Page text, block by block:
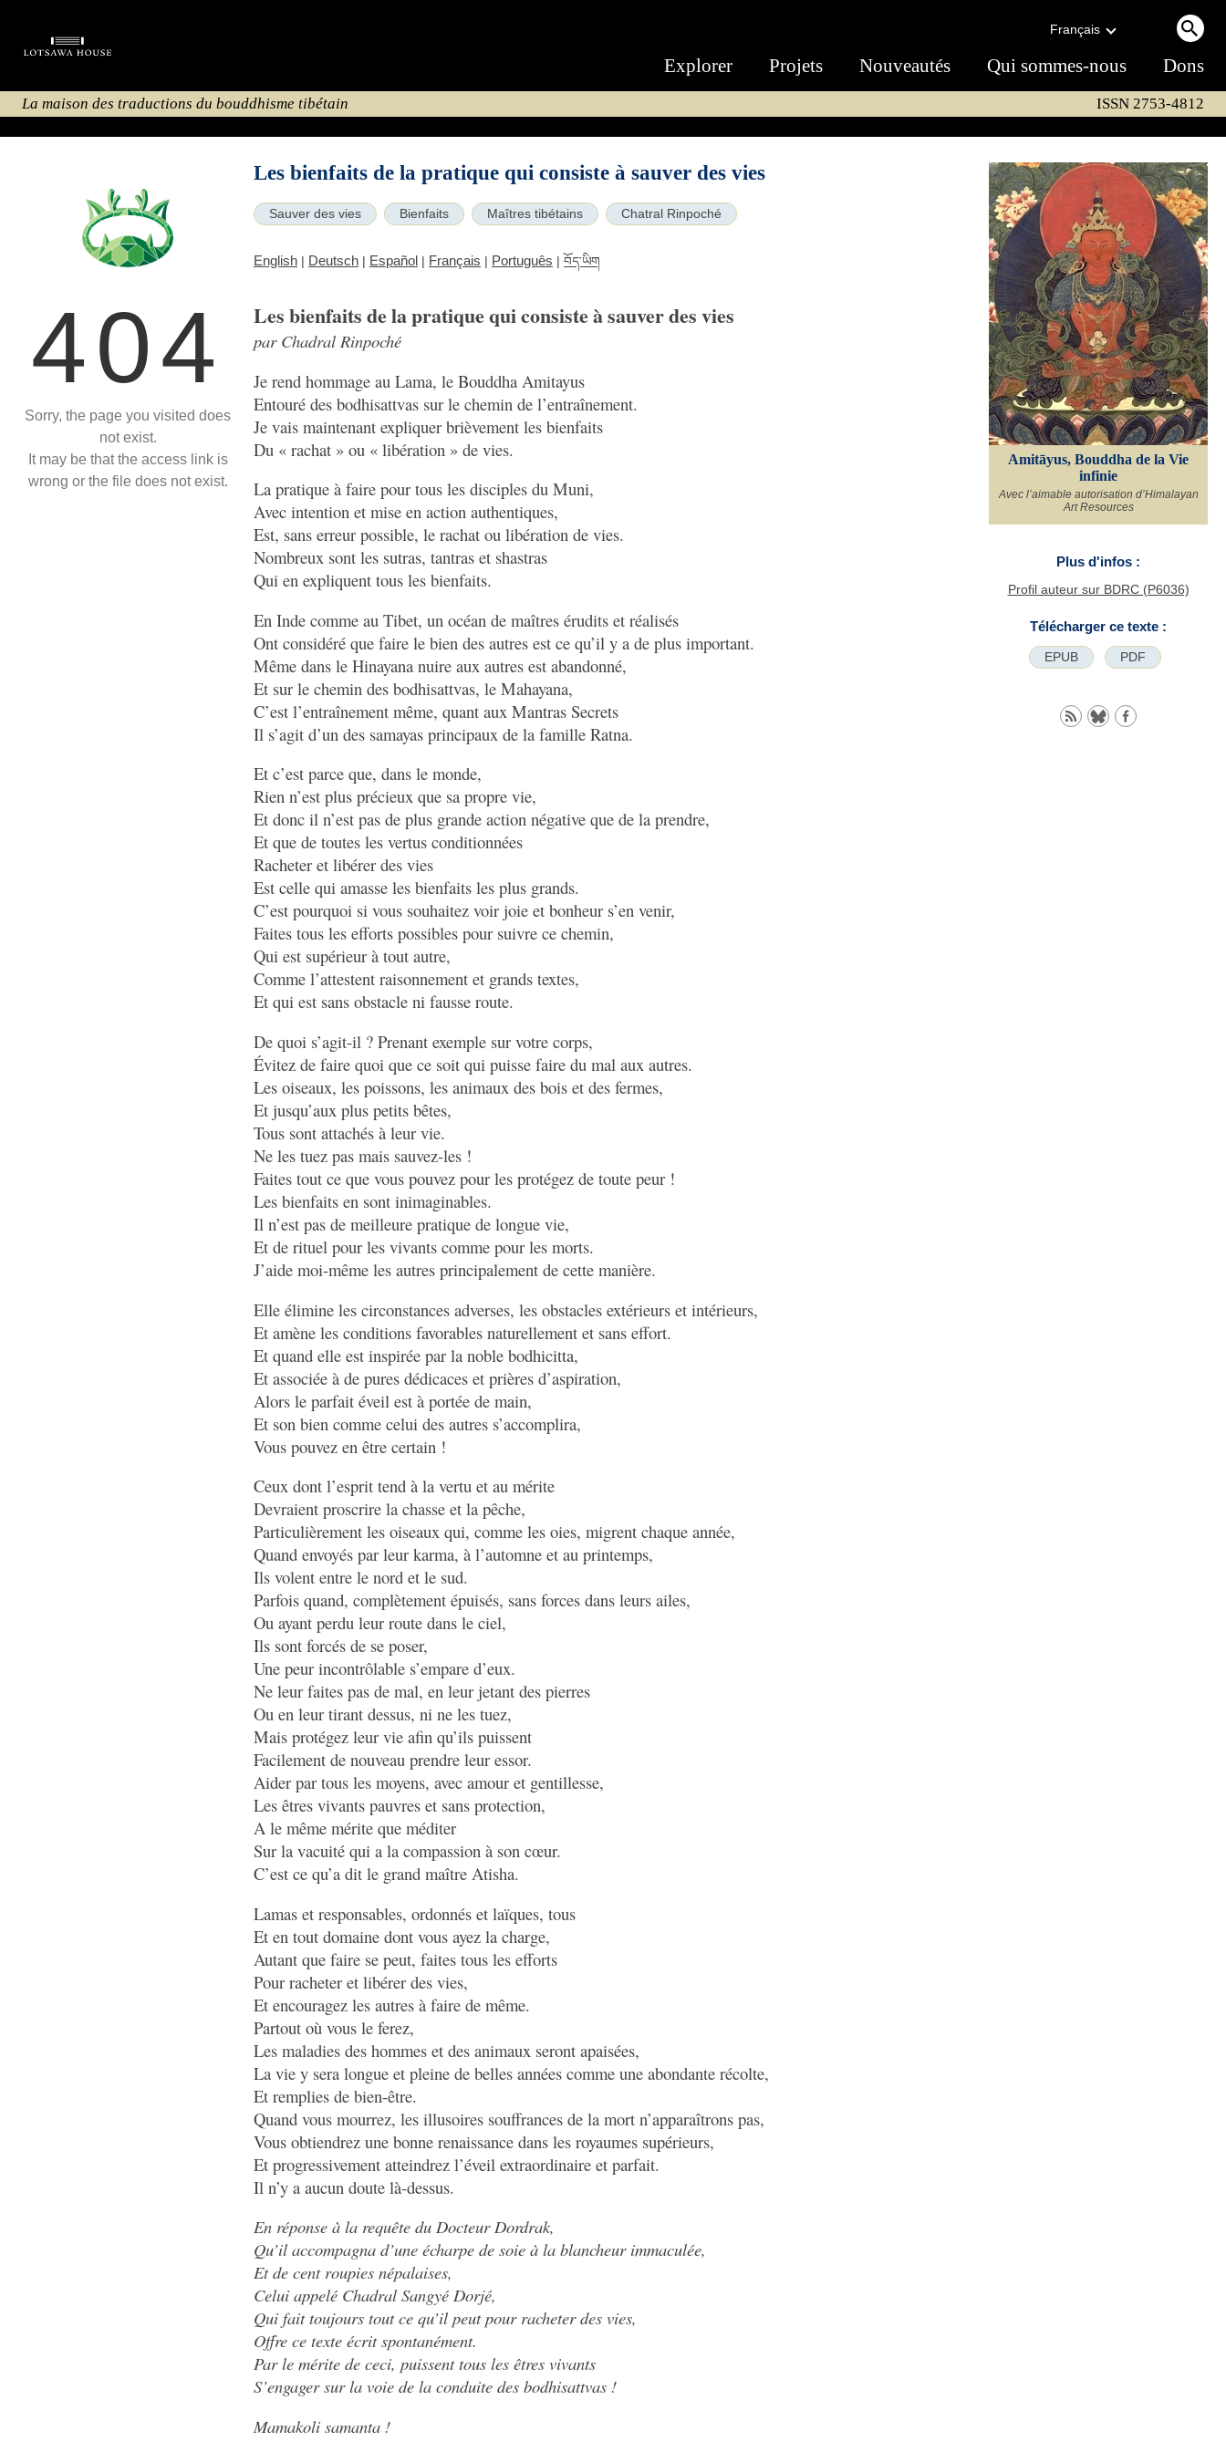
Français
Explorer Projets Nouveautés Qui sommes-nous Dons
La maison des traductions du bouddhisme tibétain ISSN 2753-4812
404
Sorry, the page you visited does
not exist.
It may be that the access link is
wrong or the file does not exist.
Les bienfaits de la pratique qui consiste à sauver des vies
Sauver des vies Bienfaits Maîtres tibétains Chatral Rinpoché
English | Deutsch | Español | Français | Português | བོད་ཡིག
Les bienfaits de la pratique qui consiste à sauver des vies
par Chadral Rinpoché
Je rend hommage au Lama, le Bouddha Amitayus
Entouré des bodhisattvas sur le chemin de l’entraînement.
Je vais maintenant expliquer brièvement les bienfaits
Du « rachat » ou « libération » de vies.
La pratique à faire pour tous les disciples du Muni,
Avec intention et mise en action authentiques,
Est, sans erreur possible, le rachat ou libération de vies.
Nombreux sont les sutras, tantras et shastras
Qui en expliquent tous les bienfaits.
En Inde comme au Tibet, un océan de maîtres érudits et réalisés
Ont considéré que faire le bien des autres est ce qu’il y a de plus important.
Même dans le Hinayana nuire aux autres est abandonné,
Et sur le chemin des bodhisattvas, le Mahayana,
C’est l’entraînement même, quant aux Mantras Secrets
Il s’agit d’un des samayas principaux de la famille Ratna.
Et c’est parce que, dans le monde,
Rien n’est plus précieux que sa propre vie,
Et donc il n’est pas de plus grande action négative que de la prendre,
Et que de toutes les vertus conditionnées
Racheter et libérer des vies
Est celle qui amasse les bienfaits les plus grands.
C’est pourquoi si vous souhaitez voir joie et bonheur s’en venir,
Faites tous les efforts possibles pour suivre ce chemin,
Qui est supérieur à tout autre,
Comme l’attestent raisonnement et grands textes,
Et qui est sans obstacle ni fausse route.
De quoi s’agit-il ? Prenant exemple sur votre corps,
Évitez de faire quoi que ce soit qui puisse faire du mal aux autres.
Les oiseaux, les poissons, les animaux des bois et des fermes,
Et jusqu’aux plus petits bêtes,
Tous sont attachés à leur vie.
Ne les tuez pas mais sauvez-les !
Faites tout ce que vous pouvez pour les protégez de toute peur !
Les bienfaits en sont inimaginables.
Il n’est pas de meilleure pratique de longue vie,
Et de rituel pour les vivants comme pour les morts.
J’aide moi-même les autres principalement de cette manière.
Elle élimine les circonstances adverses, les obstacles extérieurs et intérieurs,
Et amène les conditions favorables naturellement et sans effort.
Et quand elle est inspirée par la noble bodhicitta,
Et associée à de pures dédicaces et prières d’aspiration,
Alors le parfait éveil est à portée de main,
Et son bien comme celui des autres s’accomplira,
Vous pouvez en être certain !
Ceux dont l’esprit tend à la vertu et au mérite
Devraient proscrire la chasse et la pêche,
Particulièrement les oiseaux qui, comme les oies, migrent chaque année,
Quand envoyés par leur karma, à l’automne et au printemps,
Ils volent entre le nord et le sud.
Parfois quand, complètement épuisés, sans forces dans leurs ailes,
Ou ayant perdu leur route dans le ciel,
Ils sont forcés de se poser,
Une peur incontrôlable s’empare d’eux.
Ne leur faites pas de mal, en leur jetant des pierres
Ou en leur tirant dessus, ni ne les tuez,
Mais protégez leur vie afin qu’ils puissent
Facilement de nouveau prendre leur essor.
Aider par tous les moyens, avec amour et gentillesse,
Les êtres vivants pauvres et sans protection,
A le même mérite que méditer
Sur la vacuité qui a la compassion à son cœur.
C’est ce qu’a dit le grand maître Atisha.
Lamas et responsables, ordonnés et laïques, tous
Et en tout domaine dont vous ayez la charge,
Autant que faire se peut, faites tous les efforts
Pour racheter et libérer des vies,
Et encouragez les autres à faire de même.
Partout où vous le ferez,
Les maladies des hommes et des animaux seront apaisées,
La vie y sera longue et pleine de belles années comme une abondante récolte,
Et remplies de bien-être.
Quand vous mourrez, les illusoires souffrances de la mort n’apparaîtrons pas,
Vous obtiendrez une bonne renaissance dans les royaumes supérieurs,
Et progressivement atteindrez l’éveil extraordinaire et parfait.
Il n’y a aucun doute là-dessus.
En réponse à la requête du Docteur Dordrak,
Qu’il accompagna d’une écharpe de soie à la blancheur immaculée,
Et de cent roupies népalaises,
Celui appelé Chadral Sangyé Dorjé,
Qui fait toujours tout ce qu’il peut pour racheter des vies,
Offre ce texte écrit spontanément.
Par le mérite de ceci, puissent tous les êtres vivants
S’engager sur la voie de la conduite des bodhisattvas !
Mamakoli samanta !
Amitāyus, Bouddha de la Vie
infinie
Avec l’aimable autorisation d’Himalayan
Art Resources
Plus d'infos :
Profil auteur sur BDRC (P6036)
Télécharger ce texte :
EPUB PDF